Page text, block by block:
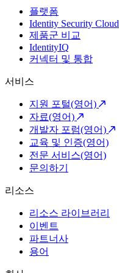
플랫폼
Identity Security Cloud
제품군 비교
IdentityIQ
커넥터 및 통합
서비스
지원 포털(영어)
자료(영어)
개발자 포럼(영어)
교육 및 인증(영어)
전문 서비스(영어)
문의하기
리소스
리소스 라이브러리
이벤트
파트너사
용어